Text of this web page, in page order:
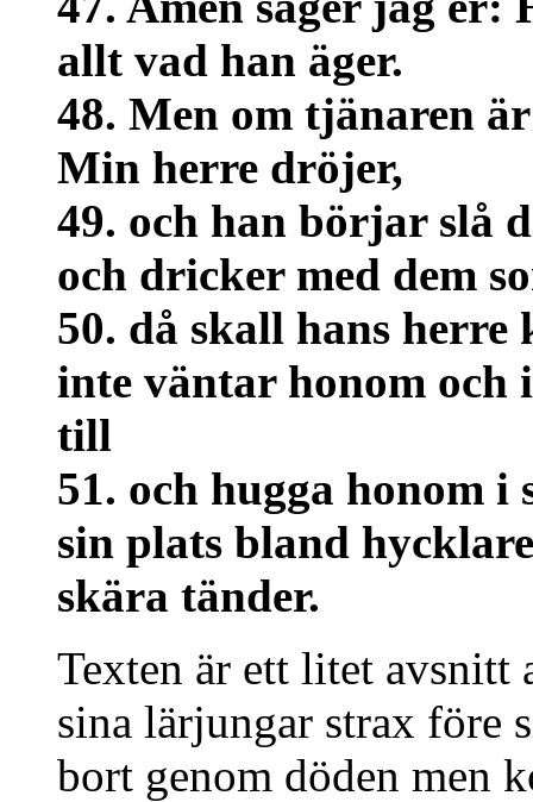
allt vad han äger.
48. Men om tjänaren
Min herre dröjer,
49. och han börjar slå
och dricker med dem
50. då skall hans
inte väntar honom och
till
51. och hugga honom i
sin plats bland
skära tänder.
Texten är ett litet avsnitt
sina lärjungar strax före
bort genom döden men